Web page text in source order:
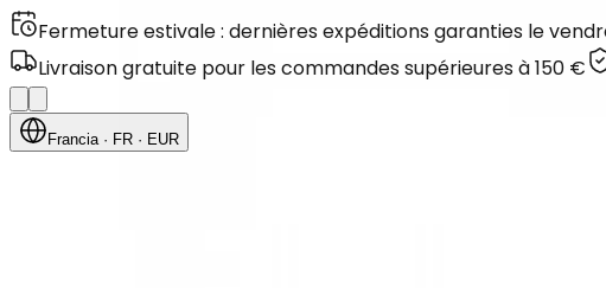
Fermeture estivale : dernières expéditions garanties le
Livraison gratuite pour les commandes supérieures à 150 €
Francia· FR · EUR